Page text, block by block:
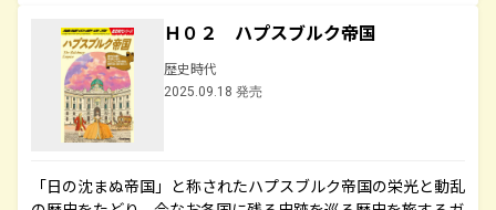
Ｈ０２ ハプスブルク帝国
歴史時代
2025.09.18 発売
「日の沈まぬ帝国」と称されたハプスブルク帝国の栄光と動乱